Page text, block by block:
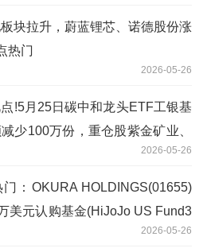
块拉升，蔚蓝锂芯、诺德股份涨
热门
2026-05-26
!5月25日碳中和龙头ETF工银基
少100万份，重仓股紫金矿业、
2026-05-26
：OKURA HOLDINGS(01655)
美元认购基金(HiJoJo US Fund3
2026-05-26